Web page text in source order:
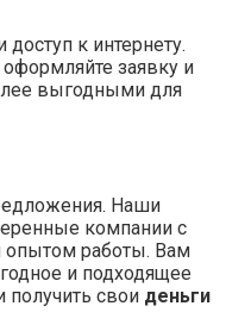
доступ к интернету.
заявку и
выгодными для
Наши
компании с
опытом работы. Вам
и подходящее
свои деньги